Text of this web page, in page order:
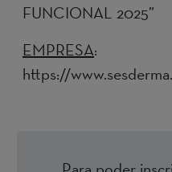
FUNCIONAL 2025”
EMPRESA:
https://